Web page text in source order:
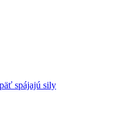
spájajú sily